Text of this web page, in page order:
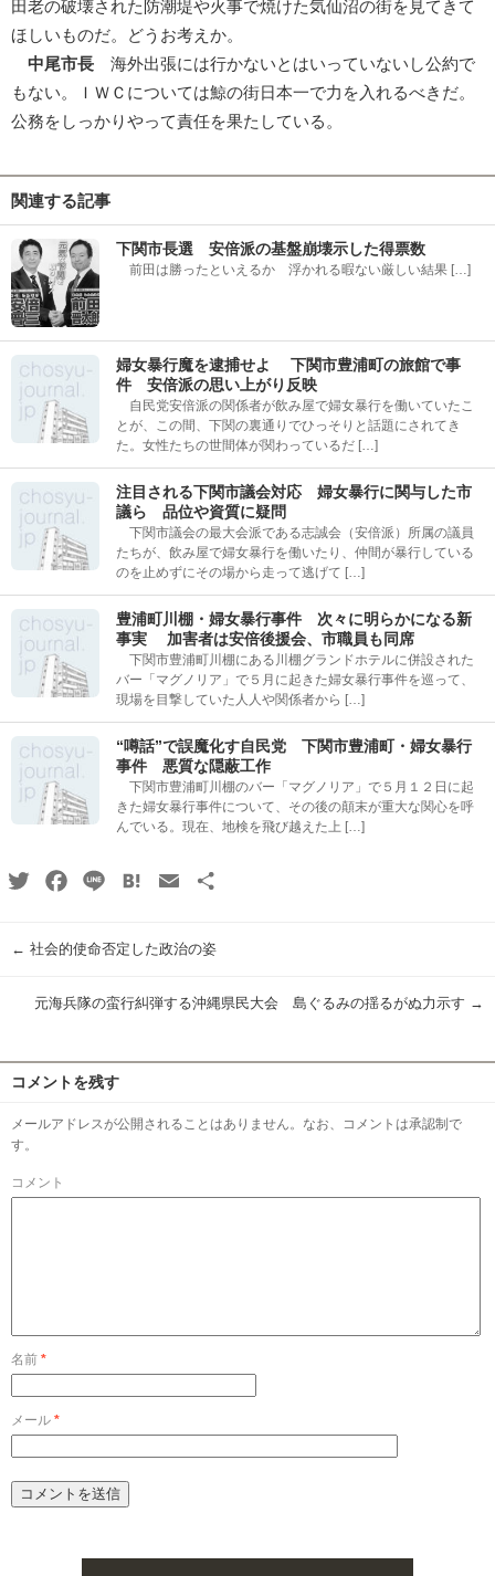
田老の破壊された防潮堤や火事で焼けた気仙沼の街を見てきて
ほしいものだ。どうお考えか。
中尾市長 海外出張には行かないとはいっていないし公約で
もない。ＩＷＣについては鯨の街日本一で力を入れるべきだ。
公務をしっかりやって責任を果たしている。
関連する記事
下関市長選 安倍派の基盤崩壊示した得票数
前田は勝ったといえるか 浮かれる暇ない厳しい結果 […]
婦女暴行魔を逮捕せよ 下関市豊浦町の旅館で事
件 安倍派の思い上がり反映
自民党安倍派の関係者が飲み屋で婦女暴行を働いていたこ
とが、この間、下関の裏通りでひっそりと話題にされてき
た。女性たちの世間体が関わっているだ […]
注目される下関市議会対応 婦女暴行に関与した市
議ら 品位や資質に疑問
下関市議会の最大会派である志誠会（安倍派）所属の議員
たちが、飲み屋で婦女暴行を働いたり、仲間が暴行している
のを止めずにその場から走って逃げて […]
豊浦町川棚・婦女暴行事件 次々に明らかになる新
事実 加害者は安倍後援会、市職員も同席
下関市豊浦町川棚にある川棚グランドホテルに併設された
バー「マグノリア」で５月に起きた婦女暴行事件を巡って、
現場を目撃していた人人や関係者から […]
“噂話”で誤魔化す自民党 下関市豊浦町・婦女暴行
事件 悪質な隠蔽工作
下関市豊浦町川棚のバー「マグノリア」で５月１２日に起
きた婦女暴行事件について、その後の顛末が重大な関心を呼
んでいる。現在、地検を飛び越えた上 […]
TwitterFacebook
Line HatenaEmail
← 社会的使命否定した政治の姿
元海兵隊の蛮行糾弾する沖縄県民大会 島ぐるみの揺るがぬ力示す →
コメントを残す
メールアドレスが公開されることはありません。なお、コメントは承認制で
す。
コメント
名前 *
メール *